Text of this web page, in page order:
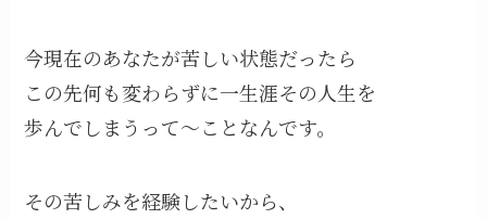
今現在のあなたが苦しい状態だったら
この先何も変わらずに一生涯その人生を
歩んでしまうって〜ことなんです。
その苦しみを経験したいから、